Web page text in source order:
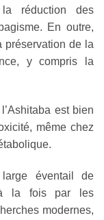
réduction des
En outre,
préservation de la
y compris la
est bien
même chez
éventail de
à la fois par les
modernes,